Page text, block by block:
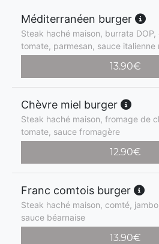
Méditerranéen burger
Steak haché maison, burrata
tomate, parmesan, sauce italienne
13.90€
Chèvre miel burger
Steak haché maison, fromage de
tomate, sauce fromagère
12.90€
Franc comtois burger
Steak haché maison, comté,
sauce béarnaise
13.90€